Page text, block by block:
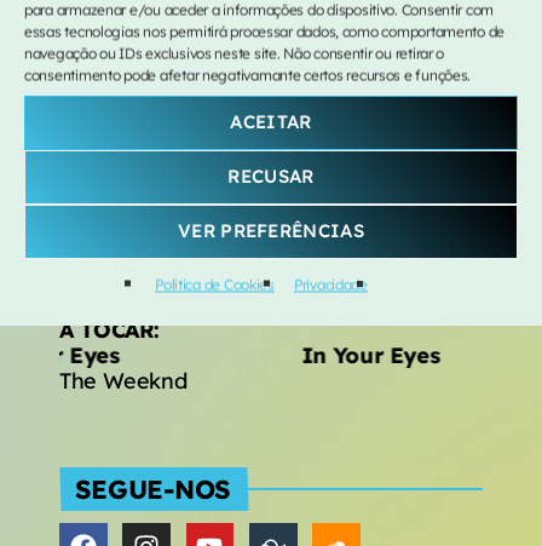
para armazenar e/ou aceder a informações do dispositivo. Consentir com
essas tecnologias nos permitirá processar dados, como comportamento de
navegação ou IDs exclusivos neste site. Não consentir ou retirar o
consentimento pode afetar negativamante certos recursos e funções.
ACEITAR
RECUSAR
VER PREFERÊNCIAS
Política de Cookies Privacidade
Hora de Ponta
com VITOR BRITES
O regresso a casa passa pelo Plaza Madeira, em Hora de
A TOCAR:
Eyes
In Your Eyes
The Weeknd
SEGUE-NOS